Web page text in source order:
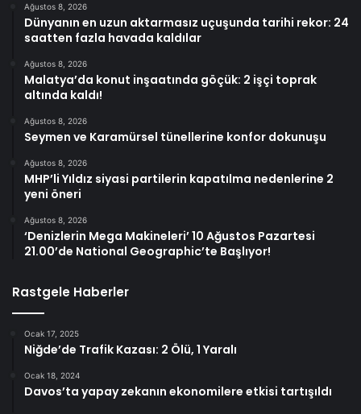
Ağustos 8, 2026
Dünyanın en uzun aktarmasız uçuşunda tarihi rekor: 24
saatten fazla havada kaldılar
Ağustos 8, 2026
Malatya’da konut inşaatında göçük: 2 işçi toprak
altında kaldı!
Ağustos 8, 2026
Seymen ve Karamürsel tünellerine konfor dokunuşu
Ağustos 8, 2026
MHP’li Yıldız siyasi partilerin kapatılma nedenlerine 2
yeni öneri
Ağustos 8, 2026
‘Denizlerin Mega Makineleri’ 10 Ağustos Pazartesi
21.00’de National Geographic’te Başlıyor!
Rastgele Haberler
Ocak 17, 2025
Niğde’de Trafik Kazası: 2 Ölü, 1 Yaralı
Ocak 18, 2024
Davos’ta yapay zekanın ekonomilere etkisi tartışıldı